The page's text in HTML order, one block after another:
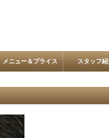
メニュー＆プライス スタッフ紹